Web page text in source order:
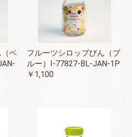
ベ
フルーツシロップびん（ブ
ルー）I-77827-BL-JAN-1P
￥1,100